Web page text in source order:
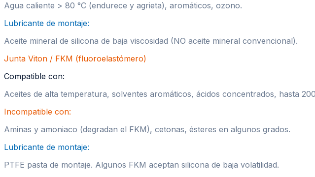
Agua caliente > 80 °C (endurece y agrieta), aromáticos, ozono.
Lubricante de montaje:
Aceite mineral de silicona de baja viscosidad (NO aceite mineral convencional).
Junta Viton / FKM (fluoroelastómero)
Compatible con:
Aceites de alta temperatura, solventes aromáticos, ácidos concentrados, hasta
Incompatible con:
Aminas y amoniaco (degradan el FKM), cetonas, ésteres en algunos grados.
Lubricante de montaje:
PTFE pasta de montaje. Algunos FKM aceptan silicona de baja volatilidad.